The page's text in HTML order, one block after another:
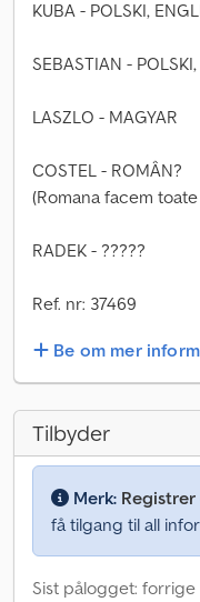
KUBA - POLSKI,
SEBASTIAN -
LASZLO - MAGYAR
COSTEL - ROMÂN?
(Romana facem
RADEK - ?????
Ref. nr: 37469
Be om mer
Tilbyder
Merk:
få tilgang til all
Sist pålogget: forrige